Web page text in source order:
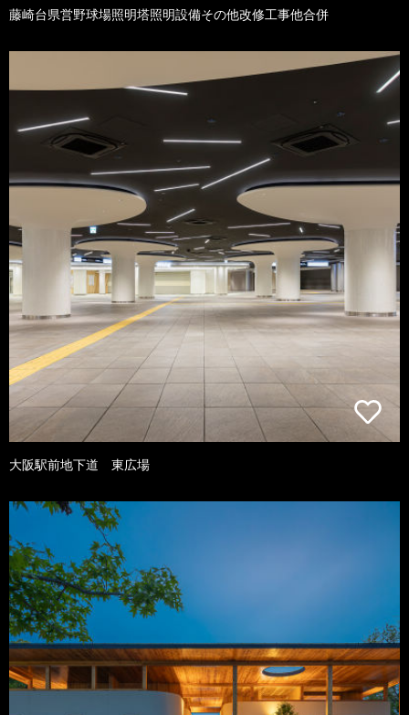
藤崎台県営野球場照明塔照明設備その他改修工事他合併
大阪駅前地下道 東広場